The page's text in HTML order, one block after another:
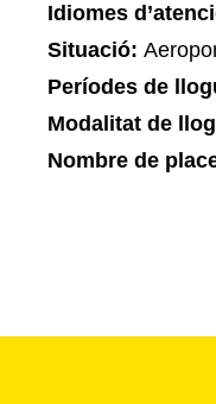
Idiomes
Situació:
Períodes de
Modalitat de
Nombre de